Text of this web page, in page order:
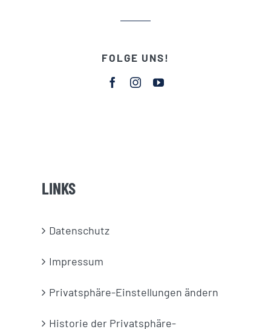
FOLGE UNS!
LINKS
Datenschutz
Impressum
Privatsphäre-Einstellungen ändern
Historie der Privatsphäre-